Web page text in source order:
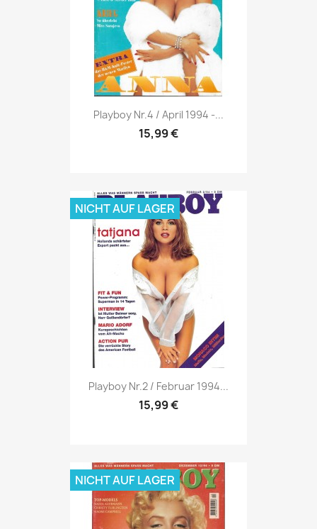
Vorschau
Playboy Nr.4 / April 1994 -...
15,99 €
Vorschau
Playboy Nr.2 / Februar 1994...
15,99 €
NICHT AUF LAGER
NICHT AUF LAGER